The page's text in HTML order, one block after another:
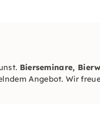
Bierseminare,
Angebot. Wir